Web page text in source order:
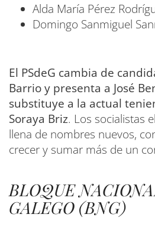
Alda María Pérez
Domingo Sanmiguel
El PSdeG cambia de
Barrio y presenta a José
substituye a la actual
Soraya Briz. Los socialistas
llena de nombres nuevos,
crecer y sumar más de un
BLOQUE
GALEGO (BNG)